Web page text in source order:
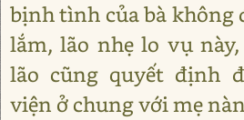
bịnh tình của bà không
lắm, lão nhẹ lo vụ
lão cũng quyết định
viện ở chung với mẹ